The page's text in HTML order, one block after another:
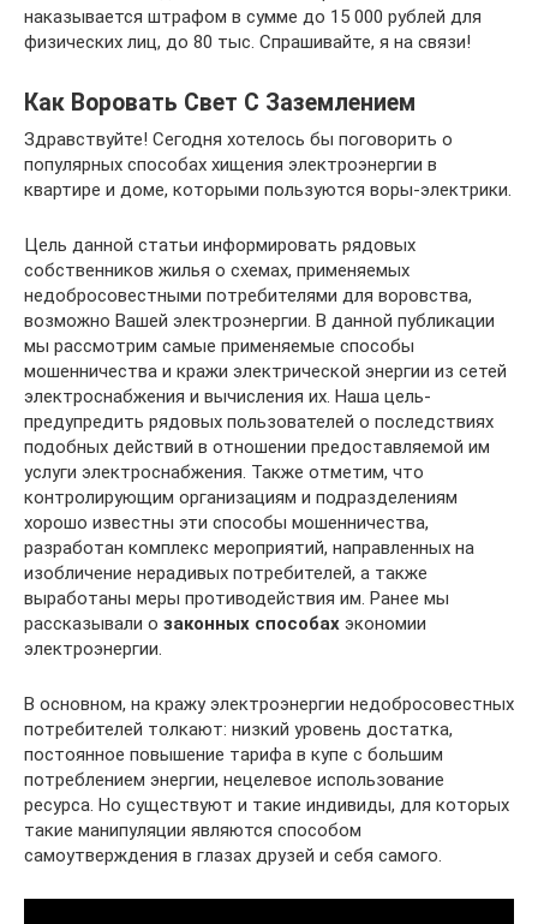
наказывается штрафом в сумме до 15 000 рублей для
физических лиц, до 80 тыс. Спрашивайте, я на связи!
Как Воровать Свет С Заземлением
Здравствуйте! Сегодня хотелось бы поговорить о
популярных способах хищения электроэнергии в
квартире и доме, которыми пользуются воры-электрики.
Цель данной статьи информировать рядовых
собственников жилья о схемах, применяемых
недобросовестными потребителями для воровства,
возможно Вашей электроэнергии. В данной публикации
мы рассмотрим самые применяемые способы
мошенничества и кражи электрической энергии из сетей
электроснабжения и вычисления их. Наша цель-
предупредить рядовых пользователей о последствиях
подобных действий в отношении предоставляемой им
услуги электроснабжения. Также отметим, что
контролирующим организациям и подразделениям
хорошо известны эти способы мошенничества,
разработан комплекс мероприятий, направленных на
изобличение нерадивых потребителей, а также
выработаны меры противодействия им. Ранее мы
рассказывали о законных способах экономии
электроэнергии.
В основном, на кражу электроэнергии недобросовестных
потребителей толкают: низкий уровень достатка,
постоянное повышение тарифа в купе с большим
потреблением энергии, нецелевое использование
ресурса. Но существуют и такие индивиды, для которых
такие манипуляции являются способом
самоутверждения в глазах друзей и себя самого.